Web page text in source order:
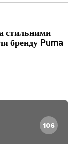
стильними
бренду Puma
106